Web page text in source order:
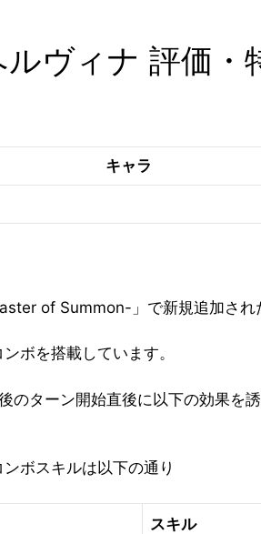
ヴィナ 評価・
キャラ
of Summon-」で新規追加され
ボを搭載しています。
のターン開始直後に以下の効果を
ボスキルは以下の通り
スキル